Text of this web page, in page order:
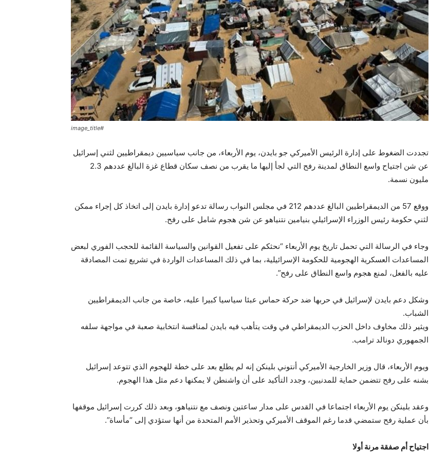
#image_title
تجددت الضغوط على إدارة الرئيس الأميركي جو بايدن، يوم الأربعاء، من جانب سياسيين ديمقراطيين لثني إسرائيل
عن شن اجتياح واسع النطاق لمدينة رفح التي لجأ إليها ما يقرب من نصف سكان قطاع غزة البالغ عددهم 2.3
مليون نسمة.
ووقع 57 من الديمقراطيين البالغ عددهم 212 في مجلس النواب رسالة تدعو إدارة بايدن إلى اتخاذ كل إجراء ممكن
لثني حكومة رئيس الوزراء الإسرائيلي بنيامين نتنياهو عن شن هجوم شامل على رفح.
وجاء في الرسالة التي تحمل تاريخ يوم الأربعاء “نحثكم على تفعيل القوانين والسياسة القائمة للحجب الفوري لبعض
المساعدات العسكرية الهجومية للحكومة الإسرائيلية، بما في ذلك المساعدات الواردة في تشريع تمت المصادقة
عليه بالفعل، لمنع هجوم واسع النطاق على رفح”.
وشكل دعم بايدن لإسرائيل في حربها ضد حركة حماس عبئا سياسيا كبيرا عليه، خاصة من جانب الديمقراطيين
الشباب.
ويثير ذلك مخاوف داخل الحزب الديمقراطي في وقت يتأهب فيه بايدن لمنافسة انتخابية صعبة في مواجهة سلفه
الجمهوري دونالد ترامب.
ويوم الأربعاء، قال وزير الخارجية الأميركي أنتوني بلينكن إنه لم يطلع بعد على خطة للهجوم الذي تتوعد إسرائيل
بشنه على رفح تتضمن حماية للمدنيين، وجدد التأكيد على أن واشنطن لا يمكنها دعم مثل هذا الهجوم.
وعقد بلينكن يوم الأربعاء اجتماعا في القدس على مدار ساعتين ونصف مع نتنياهو، وبعد ذلك كررت إسرائيل موقفها
بأن عملية رفح ستمضي قدما رغم الموقف الأميركي وتحذير الأمم المتحدة من أنها ستؤدي إلى “مأساة”.
اجتياح أم صفقة مرنة أولا